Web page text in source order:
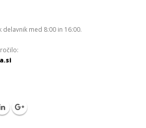
med 8:00 in 16:00.